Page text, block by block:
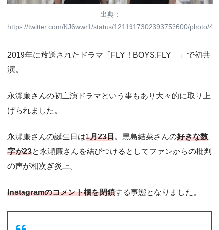
出典：
https://twitter.com/KJ6wwr1/status/1211917302393753600/photo/4
2019年に放送されたドラマ「FLY！BOYS,FLY！」で初共
演。
永瀬廉さんの初主演ドラマという事もあり大々的に取り上
げられました。
永瀬廉さんの誕生日は1月23日。黒島結菜さんの好きな数
字が23と永瀬廉さんを結びつけるとしてファンからの批判
の声が相次ぎ炎上。
Instagramのコメント欄を閉鎖する事態となりました。